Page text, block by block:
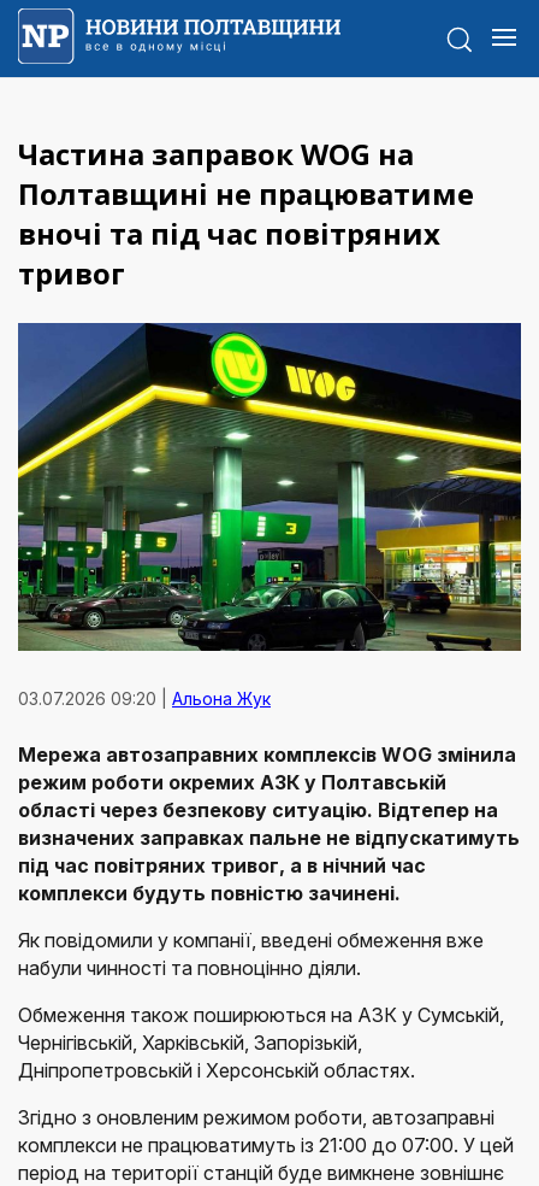
Частина заправок WOG на
Полтавщині не працюватиме
вночі та під час повітряних
тривог
03.07.2026 09:20 | Альона Жук
Мережа автозаправних комплексів WOG змінила
режим роботи окремих АЗК у Полтавській
області через безпекову ситуацію. Відтепер на
визначених заправках пальне не відпускатимуть
під час повітряних тривог, а в нічний час
комплекси будуть повністю зачинені.
Як повідомили у компанії, введені обмеження вже
набули чинності та повноцінно діяли.
Обмеження також поширюються на АЗК у Сумській,
Чернігівській, Харківській, Запорізькій,
Дніпропетровській і Херсонській областях.
Згідно з оновленим режимом роботи, автозаправні
комплекси не працюватимуть із 21:00 до 07:00. У цей
період на території станцій буде вимкнене зовнішнє